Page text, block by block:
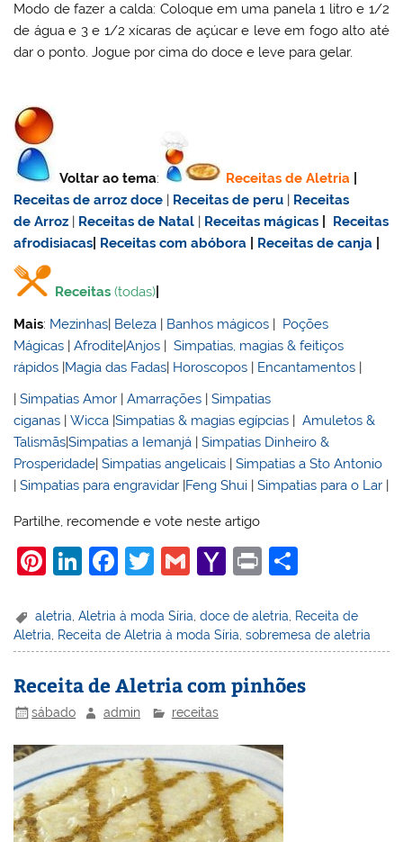
Modo de fazer a calda: Coloque em uma panela 1 litro e 1/2
de água e 3 e 1/2 xícaras de açúcar e leve em fogo alto até
dar o ponto. Jogue por cima do doce e leve para gelar.
Voltar ao tema: Receitas de Aletria
Receitas dearroz doce | Receitas de peru | Receitas
de Arroz | Receitas de Natal | Receitas mágicas
Receitas
afrodisiacas Receitas com abóbora Receitas de canja
Receitas (todas)
Mais: Mezinhas| Beleza | Banhos mágicos | Poções
Mágicas |Afrodite|Anjos |Simpatias, magias & feitiços
rápidos |Magia das Fadas| Horoscopos | Encantamentos |
|Simpatias Amor |Amarrações |Simpatias
ciganas |Wicca |Simpatias & magias egípcias |Amuletos &
Talismãs|Simpatias a Iemanjá |Simpatias Dinheiro &
Prosperidade|Simpatias angelicais |Simpatias a Sto Antonio
|Simpatias para engravidar |Feng Shui |Simpatias para o Lar |
Partilhe, recomende e vote neste artigo
Pi
er
e
st
Li
k
e
dI
n
F
c
e
b
o
k
T
itt
er
G
ai
l
Y
h
o
o
M
l
Pr
t
ar
e
aletria ,Aletria à moda Síria ,doce de aletria
Receita de
Aletria, Receita de Aletria à moda Síria,sobremesa de aletria
Receita de Aletria com pinhões
sábado admin receitas